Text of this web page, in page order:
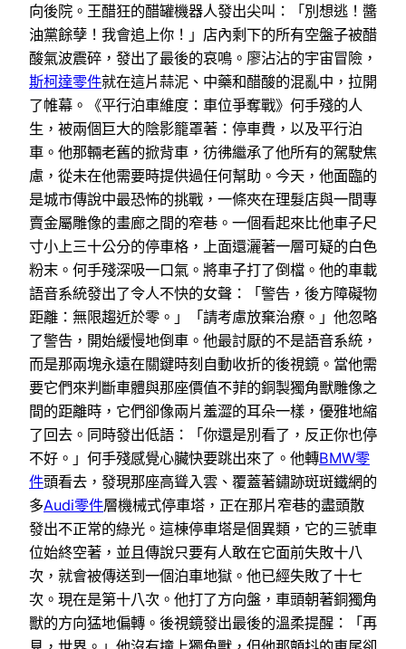
向後院。王醋狂的醋罐機器人發出尖叫：「別想逃！醬
油黨餘孽！我會追上你！」店內剩下的所有空盤子被醋
酸氣波震碎，發出了最後的哀鳴。廖沾沾的宇宙冒險，
斯柯達零件就在這片蒜泥、中藥和醋酸的混亂中，拉開
了帷幕。《平行泊車維度：車位爭奪戰》何手殘的人
生，被兩個巨大的陰影籠罩著：停車費，以及平行泊
車。他那輛老舊的掀背車，彷彿繼承了他所有的駕駛焦
慮，從未在他需要時提供過任何幫助。今天，他面臨的
是城市傳說中最恐怖的挑戰，一條夾在理髮店與一間專
賣金屬雕像的畫廊之間的窄巷。一個看起來比他車子尺
寸小上三十公分的停車格，上面還灑著一層可疑的白色
粉末。何手殘深吸一口氣。將車子打了倒檔。他的車載
語音系統發出了令人不快的女聲：「警告，後方障礙物
距離：無限趨近於零。」「請考慮放棄治療。」他忽略
了警告，開始緩慢地倒車。他最討厭的不是語音系統，
而是那兩塊永遠在關鍵時刻自動收折的後視鏡。當他需
要它們來判斷車體與那座價值不菲的銅製獨角獸雕像之
間的距離時，它們卻像兩片羞澀的耳朵一樣，優雅地縮
了回去。同時發出低語：「你還是別看了，反正你也停
不好。」何手殘感覺心臟快要跳出來了。他轉BMW零
件頭看去，發現那座高聳入雲、覆蓋著鏽跡斑斑鐵網的
多Audi零件層機械式停車塔，正在那片窄巷的盡頭散
發出不正常的綠光。這棟停車塔是個異類，它的三號車
位始終空著，並且傳說只要有人敢在它面前失敗十八
次，就會被傳送到一個泊車地獄。他已經失敗了十七
次。現在是第十八次。他打了方向盤，車頭朝著銅獨角
獸的方向猛地偏轉。後視鏡發出最後的溫柔提醒：「再